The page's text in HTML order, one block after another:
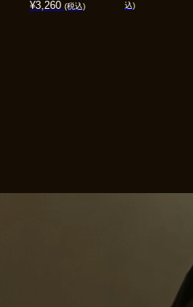
¥3,260 (税込) 込)